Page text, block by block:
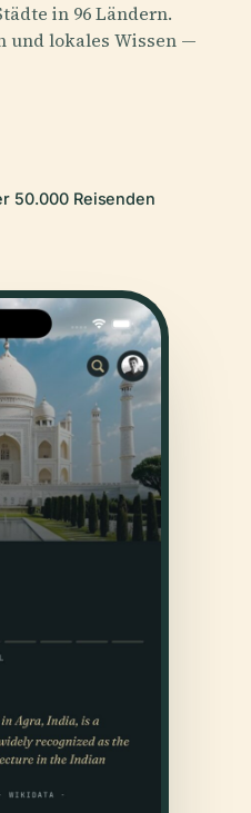
in 96 Ländern.
und lokales Wissen —
50.000 Reisenden